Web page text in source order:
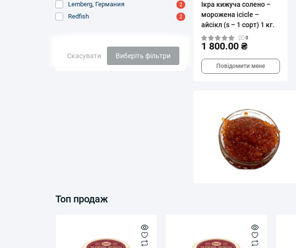
Lemberg, Германия 2
Redfish 2
Скасувати Виберіть фільтри
Ікра кижуча солено –
морожена icicle –
айсікл (s – 1 сорт) 1 кг.
0
1 800.00 ₴
Повідомити мене
Топ продаж